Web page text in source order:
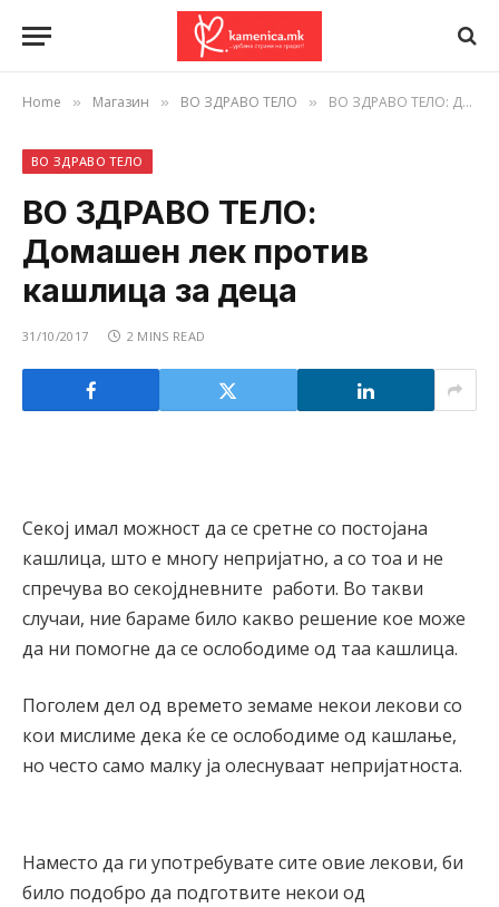
Home » Магазин » ВО ЗДРАВО ТЕЛО » ВО ЗДРАВО ТЕЛО: Домашен лек против кашлица за деца
ВО ЗДРАВО ТЕЛО
ВО ЗДРАВО ТЕЛО:
Домашен лек против
кашлица за деца
31/10/2017 2 MINS READ
Секој имал можност да се сретне со постојана
кашлица, што е многу непријатно, а со тоа и не
спречува во секојдневните работи. Во такви
случаи, ние бараме било какво решение кое може
да ни помогне да се ослободиме од таа кашлица.
Поголем дел од времето земаме некои лекови со
кои мислиме дека ќе се ослободиме од кашлање,
но често само малку ја олеснуваат непријатноста.
Наместо да ги употребувате сите овие лекови, би
било подобро да подготвите некои од